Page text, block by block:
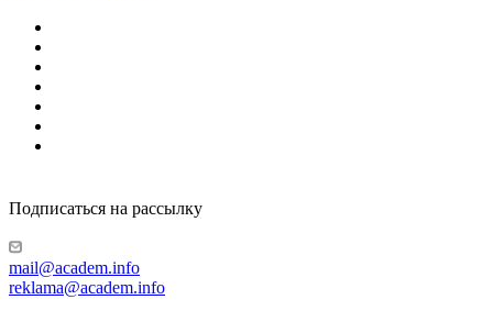
Подписаться на рассылку
mail@academ.info
reklama@academ.info